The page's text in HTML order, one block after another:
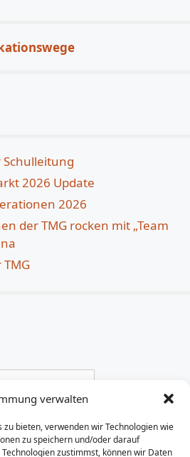
verwalten
bieten, verwenden wir Technologien wie
zu speichern und/oder darauf
zustimmst, können wir Daten
2026 Update
2026
der TMG rocken mit „Team